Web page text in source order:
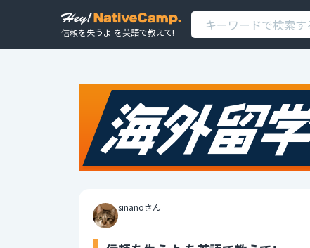
信頼を失うよ を英語で教えて!
sinanoさん